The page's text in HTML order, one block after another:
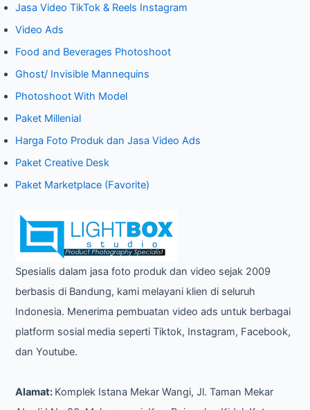
h
f
o
r
:
Jasa Video TikTok & Reels Instagram
Video Ads
Food and Beverages Photoshoot
Ghost/ Invisible Mannequins
Photoshoot With Model
Paket Millenial
Harga Foto Produk dan Jasa Video Ads
Paket Creative Desk
Paket Marketplace (Favorite)
Spesialis dalam jasa foto produk dan video sejak 2009
berbasis di Bandung, kami melayani klien di seluruh
Indonesia. Menerima pembuatan video ads untuk berbagai
platform sosial media seperti Tiktok, Instagram, Facebook,
dan Youtube.
Alamat: Komplek Istana Mekar Wangi, Jl. Taman Mekar